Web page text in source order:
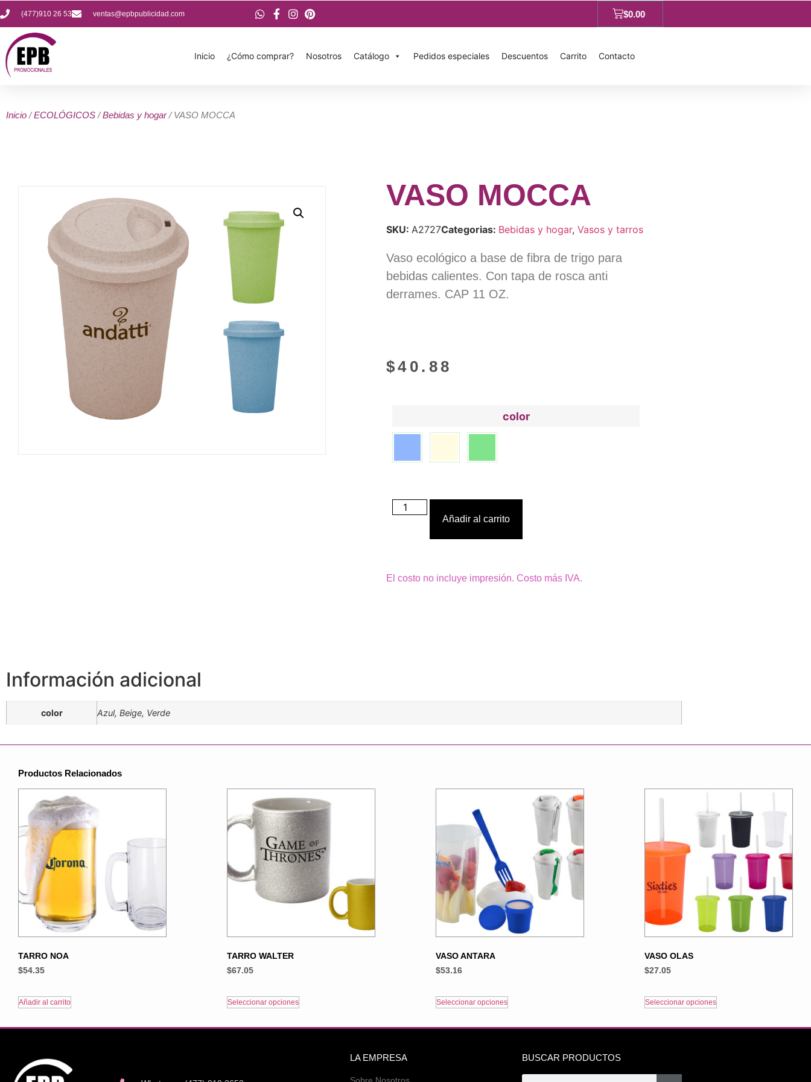
(477)910 26 53 ventas@epbpublicidad.com $0.00
Inicio ¿Cómo comprar? Nosotros Catálogo Pedidos especiales Descuentos Carrito Contacto
Inicio /ECOLÓGICOS /Bebidas y hogar/ VASO MOCCA
VASO MOCCA
SKU: A2727Categorias: Bebidas y hogar, Vasos y tarros
Vaso ecológico a base de fibra de trigo para
bebidas calientes. Con tapa de rosca anti
derrames. CAP 11 OZ.
$40.88
color
Añadir al carrito
El costo no incluye impresión. Costo más IVA.
Información adicional
color Azul, Beige, Verde
Productos Relacionados
TARRO NOA
$54.35
Añadir al carrito
TARRO WALTER
$67.05
Seleccionar opciones
VASO ANTARA
$53.16
Seleccionar opciones
VASO OLAS
$27.05
Seleccionar opciones
LA EMPRESA BUSCAR PRODUCTOS